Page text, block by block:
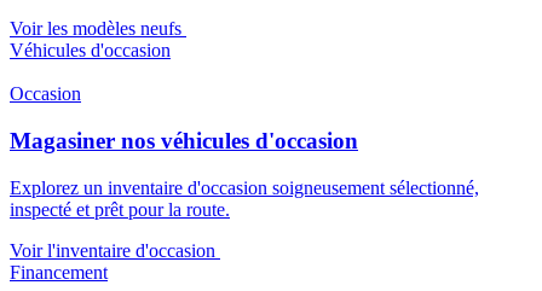
Voir les modèles neufs
Véhicules d'occasion
Occasion
Magasiner nos véhicules d'occasion
Explorez un inventaire d'occasion soigneusement sélectionné,
inspecté et prêt pour la route.
Voir l'inventaire d'occasion
Financement